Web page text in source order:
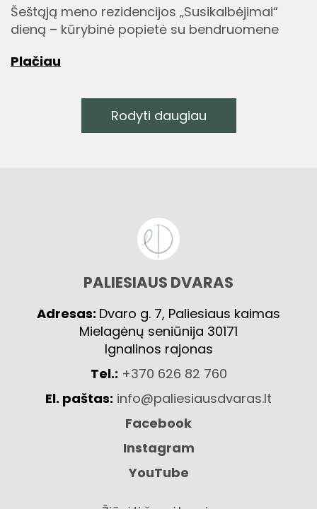
Šeštąją meno rezidencijos „Susikalbėjimai“
dieną – kūrybinė popietė su bendruomene
Plačiau
Rodyti daugiau
PALIESIAUS DVARAS
Adresas: Dvaro g. 7, Paliesiaus kaimas
Mielagėnų seniūnija 30171
Ignalinos rajonas
Tel.: +370 626 82 760
El. paštas: info@paliesiausdvaras.lt
Facebook
Instagram
YouTube